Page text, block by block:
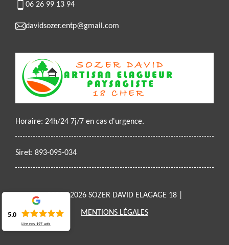
06 26 99 13 94
davidsozer.entp@gmail.com
Horaire: 24h/24 7j/7 en cas d'urgence.
Siret: 893-095-034
2021 - 2026 SOZER DAVID ELAGAGE 18 |
MENTIONS LÉGALES
5.0
Lire nos197 avis